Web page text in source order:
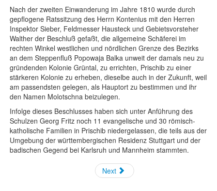
Nach der zweiten Einwanderung im Jahre 1810 wurde durch
gepflogene Ratssitzung des Herrn Kontenius mit den Herren
Inspektor Sieber, Feldmesser Hausteck und Gebietsvorsteher
Walther der Beschluß gefaßt, die allgemeine Schäferei im
rechten Winkel westlichen und nördlichen Grenze des Bezirks
an dem Steppenfluß Popowaja Balka unweit der damals neu zu
gründenden Kolonie Grüntal, zu errichten, Prischib zu einer
stärkeren Kolonie zu erheben, dieselbe auch in der Zukunft, weil
am passendsten gelegen, als Hauptort zu bestimmen und ihr
den Namen Molotschna beizulegen.
Infolge dieses Beschlusses haben sich unter Anführung des
Schulzen Georg Fritz noch 11 evangelische und 30 römisch-
katholische Familien in Prischib niedergelassen, die teils aus der
Umgebung der württembergischen Residenz Stuttgart und der
badischen Gegend bei Karlsruh und Mannheim stammten.
Next